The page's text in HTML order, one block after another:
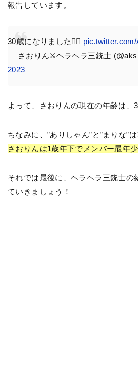
報告しています。
30歳になりました✌🏻
— さおりん⚔️ヘラヘラ三銃士
2023
よって、さおりんの現在の年齢は、
ちなみに、”ありしゃん”と”まりな”
さおりんは1歳年下でメンバー最年少
それでは最後に、ヘラヘラ三銃士の
ていきましょう！